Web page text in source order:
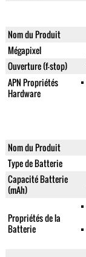
Nom du Produit
Mégapixel
Ouverture (f-stop)
APN Propriétés
Hardware
Nom du Produit
Type de Batterie
Capacité Batterie
(mAh)
Propriétés de la
Batterie